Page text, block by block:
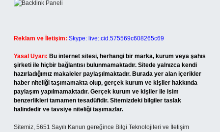
Reklam ve İletişim: Skype: live:.cid.575569c608265c69
Yasal Uyarı: Bu internet sitesi, herhangi bir marka, kurum veya şahıs
şirketi ile hiçbir bağlantısı bulunmamaktadır. Sitede yalnızca kendi
hazırladığımız makaleler paylaşılmaktadır. Burada yer alan içerikler
haber niteliği taşımamakta olup, gerçek kurum ve kişiler hakkında
paylaşım yapılmamaktadır. Gerçek kurum ve kişiler ile isim
benzerlikleri tamamen tesadüfidir. Sitemizdeki bilgiler taslak
halindedir ve tavsiye niteliği taşımazlar.
Sitemiz, 5651 Sayılı Kanun gereğince Bilgi Teknolojileri ve İletişim